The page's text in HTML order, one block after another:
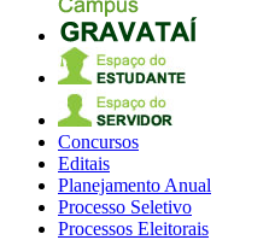
Concursos
Editais
Planejamento Anual
Processo Seletivo
Processos Eleitorais